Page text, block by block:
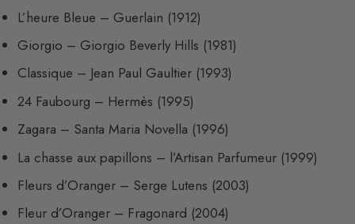
L’heure Bleue – Guerlain (1912)
Giorgio – Giorgio Beverly Hills (1981)
Classique – Jean Paul Gaultier (1993)
24 Faubourg – Hermès (1995)
Zagara – Santa Maria Novella (1996)
La chasse aux papillons – l’Artisan Parfumeur (1999)
Fleurs d’Oranger – Serge Lutens (2003)
Fleur d’Oranger – Fragonard (2004)